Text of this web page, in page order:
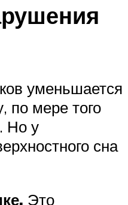
уменьшается
по мере того
Но у
сна
Это